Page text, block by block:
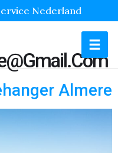
Nederland
Almere